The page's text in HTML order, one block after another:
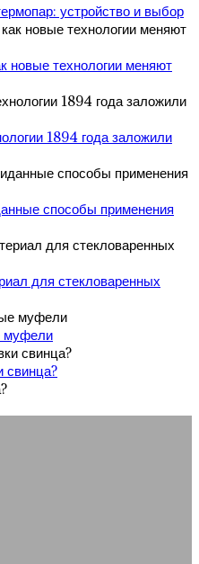
устройство и выбор
новые технологии меняют
1894 года заложили
способы применения
для стекловаренных
муфели
свинца?